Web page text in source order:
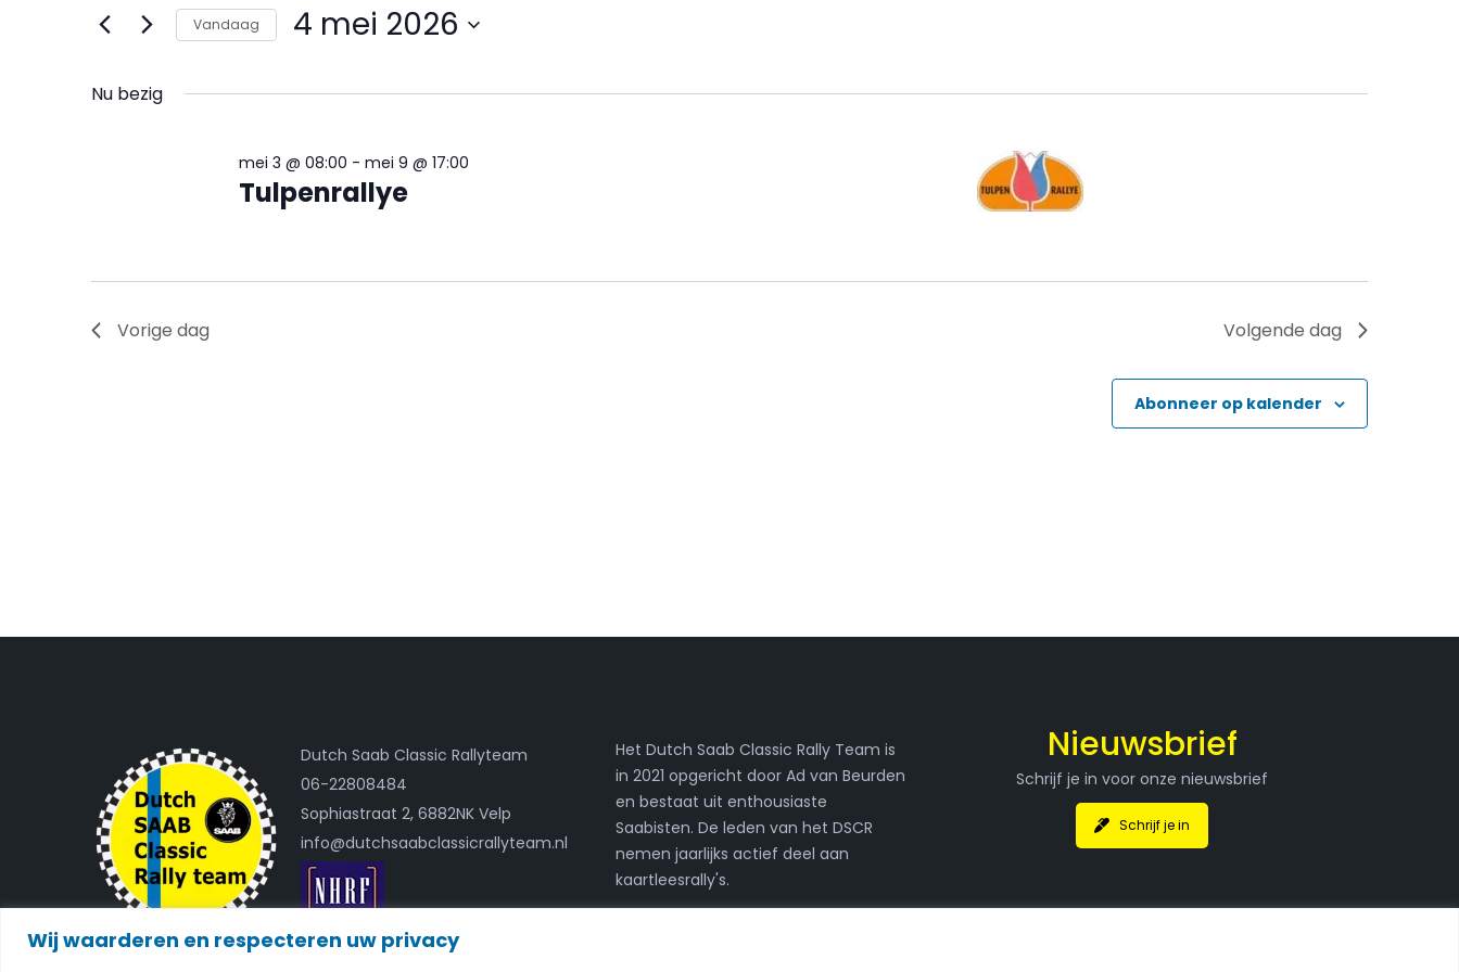
Wij waarderen en respecteren uw privacy
mei
2026
weergeven
navigatie
Zoek
Evenementen
Vandaag 4 mei 2026
Nu bezig
Tulpenrallye
mei 3 @ 08:00 - mei 9 @ 17:00
Vorige dag Volgende dag
Abonneer op kalender
Dutch Saab Classic Rallyteam
06-22808484
Sophiastraat 2, 6882NK Velp
info@dutchsaabclassicrallyteam.nl
Het Dutch Saab Classic Rally Team is
in 2021 opgericht door Ad van Beurden
en bestaat uit enthousiaste
Saabisten. De leden van het DSCR
nemen jaarlijks actief deel aan
kaartleesrally's.
Nieuwsbrief
Schrijf je in voor onze nieuwsbrief
Schrijf je in